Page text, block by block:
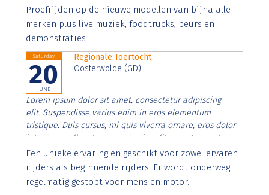
Aenean faucibus nibh et justo cursus id rutrum lorem
imperdiet. Nunc ut sem vitae risus tristique posuere.
Proefrijden op de nieuwe modellen van bijna alle
merken plus live muziek, foodtrucks, beurs en
demonstraties
Saturday
20
JUNE
Regionale Toertocht
Oosterwolde (GD)
Lorem ipsum dolor sit amet, consectetur adipiscing
elit. Suspendisse varius enim in eros elementum
tristique. Duis cursus, mi quis viverra ornare, eros dolor
interdum nulla, ut commodo diam libero vitae erat.
Aenean faucibus nibh et justo cursus id rutrum lorem
imperdiet. Nunc ut sem vitae risus tristique posuere.
Een unieke ervaring en geschikt voor zowel ervaren
rijders als beginnende rijders. Er wordt onderweg
regelmatig gestopt voor mens en motor.